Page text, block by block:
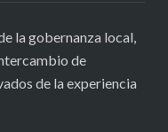
la gobernanza local,
de
de la experiencia